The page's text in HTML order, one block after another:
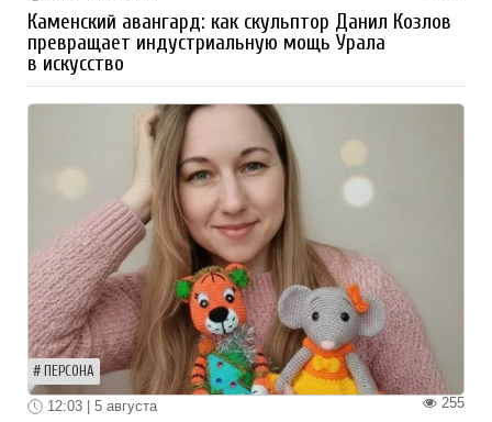
Каменский авангард: как скульптор Данил Козлов
превращает индустриальную мощь Урала
в искусство
ПЕРСОНА
255
12:03 | 5 августа